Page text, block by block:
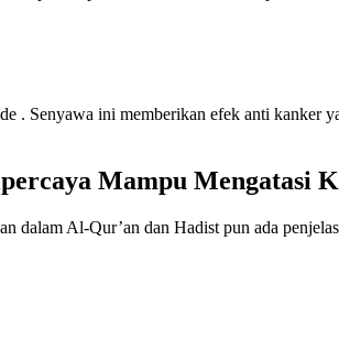
. Senyawa ini memberikan efek anti kanker
Mampu Mengatasi
dalam Al-Qur’an dan Hadist pun ada